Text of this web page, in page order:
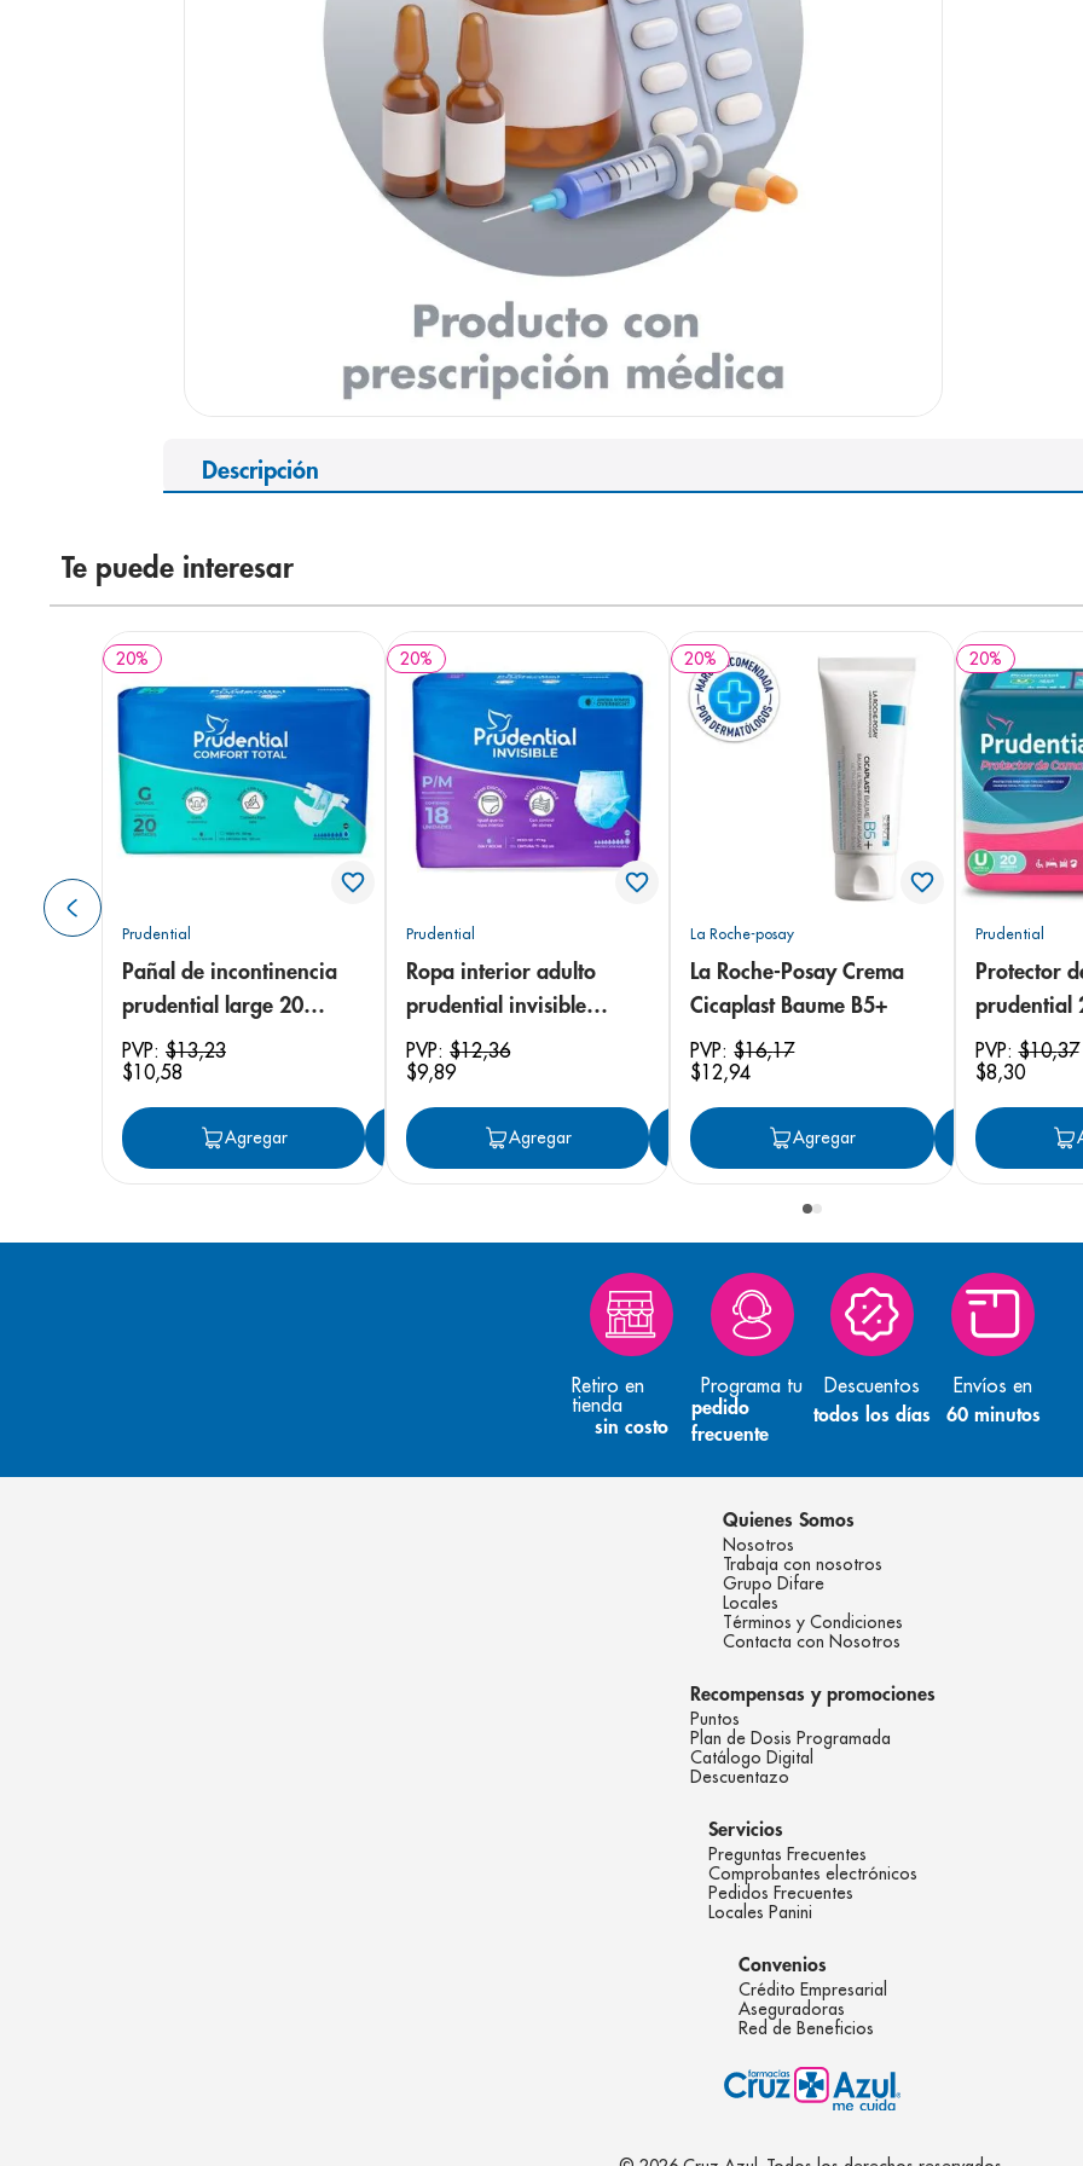
Descripción
Te puede interesar
20%
Prudential
Pañal de incontinencia
prudential large 20
unidades
PVP: $13,23
$10,58
Agregar Agregar
20%
Prudential
Ropa interior adulto
prudential invisible
small/medium 18
unidades
PVP:$12,36
$9,89
Agregar Agregar
20%
La Roche-posay
La Roche-Posay Crema
Cicaplast Baume B5+
PVP:$16,17
$12,94
Agregar
20%
Prudential
Protector
prudential
PVP:$10,37
$8,30
Retiro en
tienda
sin costo
Programa tu
pedido
frecuente
Descuentos
todos los días
Envíos en
60 minutos
Quienes Somos
Nosotros
Trabaja con nosotros
Grupo Difare
Locales
Términos y Condiciones
Contacta con Nosotros
Recompensas y promociones
Puntos
Plan de Dosis Programada
Catálogo Digital
Descuentazo
Servicios
Preguntas Frecuentes
Comprobantes electrónicos
Pedidos Frecuentes
Locales Panini
Convenios
Crédito Empresarial
Aseguradoras
Red de Beneficios
panolini
prueba embarazo